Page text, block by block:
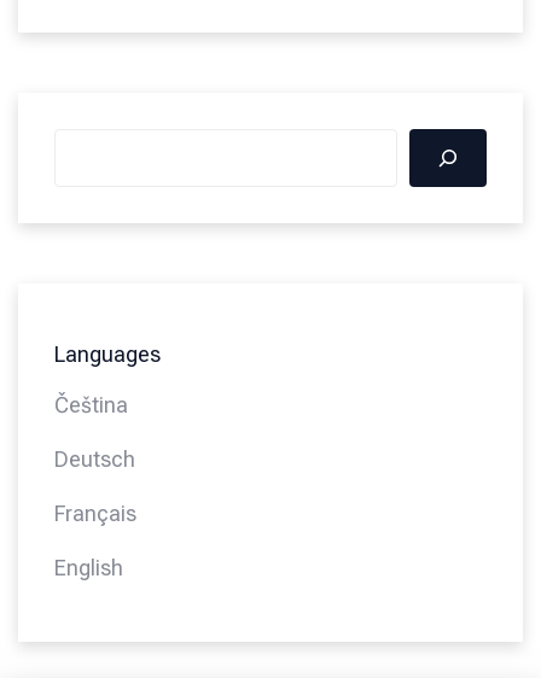
Languages
Čeština
Deutsch
Français
English